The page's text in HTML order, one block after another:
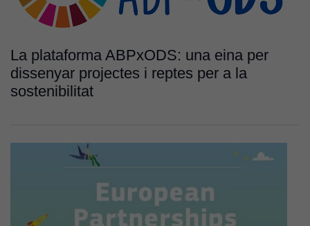
La plataforma ABPxODS: una eina per
dissenyar projectes i reptes per a la
sostenibilitat